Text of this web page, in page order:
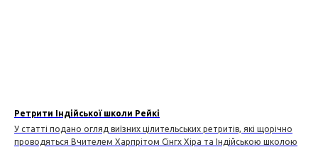
Ретрити Індійської школи Рейкі
У статті подано огляд виїзних цілительських ретритів, які щорічно
проводяться Вчителем Харпрітом Сінгх Хіра та Індійською школою